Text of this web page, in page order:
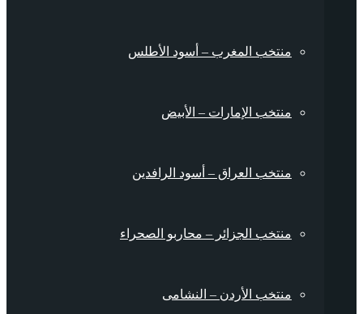
منتخب المغرب – أسود الأطلس
منتخب الإمارات – الأبيض
منتخب العراق – أسود الرافدين
منتخب الجزائر – محاربو الصحراء
منتخب الأردن – النشامى